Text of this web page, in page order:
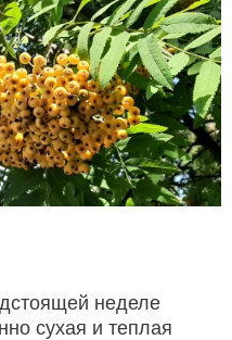
неделе
сухая и теплая